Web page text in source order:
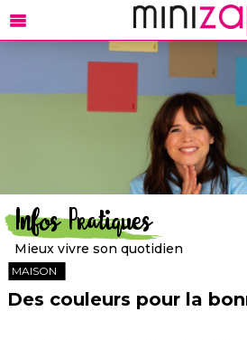
Infos Pratiques
Mieux vivre son quotidien
MAISON
Des couleurs pour la